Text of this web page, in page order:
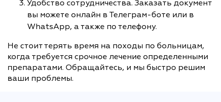
Удобство сотрудничества. Заказать документ
вы можете онлайн в Телеграм-боте или в
WhatsApp, а также по телефону.
Не стоит терять время на походы по больницам,
когда требуется срочное лечение определенными
препаратами. Обращайтесь, и мы быстро решим
ваши проблемы.